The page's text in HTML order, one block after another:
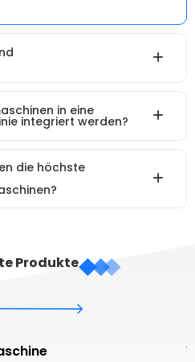
in eine
integriert werden?
die höchste
Produkte